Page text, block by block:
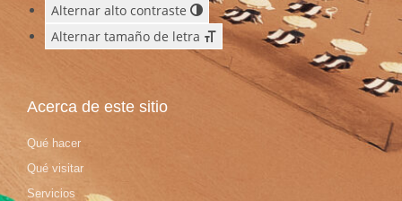
Alternar alto contraste
Alternar tamaño de letra
Acerca de este sitio
Qué hacer
Qué visitar
Servicios